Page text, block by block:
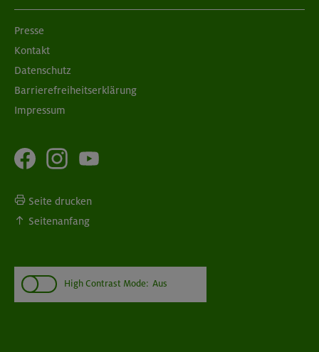
Presse
Kontakt
Datenschutz
Barrierefreiheitserklärung
Impressum
Seite drucken
Seitenanfang
High Contrast Mode: Aus